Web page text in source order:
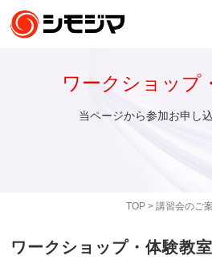
TOP> 講習会のご
ワークショップ
当ページから参加お申し
ワークショップ・体験教